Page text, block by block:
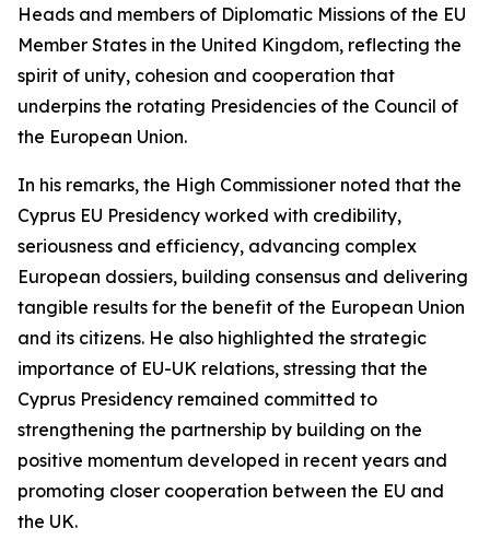
Heads and members of Diplomatic Missions of the EU
Member States in the United Kingdom, reflecting the
spirit of unity, cohesion and cooperation that
underpins the rotating Presidencies of the Council of
the European Union.
In his remarks, the High Commissioner noted that the
Cyprus EU Presidency worked with credibility,
seriousness and efficiency, advancing complex
European dossiers, building consensus and delivering
tangible results for the benefit of the European Union
and its citizens. He also highlighted the strategic
importance of EU-UK relations, stressing that the
Cyprus Presidency remained committed to
strengthening the partnership by building on the
positive momentum developed in recent years and
promoting closer cooperation between the EU and
the UK.